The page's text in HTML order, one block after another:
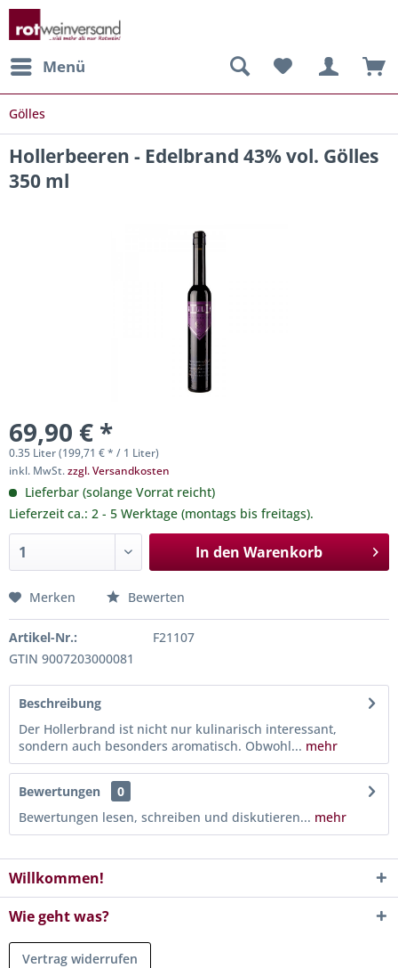
Menü
Gölles
Hollerbeeren - Edelbrand 43% vol. Gölles
350 ml
69,90 € *
0.35 Liter (199,71 € * / 1 Liter)
inkl. MwSt.zzgl. Versandkosten
Lieferbar (solange Vorrat reicht)
Lieferzeit ca.: 2 - 5 Werktage (montags bis freitags).
In den Warenkorb
Merken Bewerten
Artikel-Nr.:
F21107
GTIN 9007203000081
Beschreibung
Der Hollerbrand ist nicht nur kulinarisch interessant,
sondern auch besonders aromatisch. Obwohl... mehr
Bewertungen
0
Bewertungen lesen, schreiben und diskutieren... mehr
Willkommen!
Wie geht was?
Vertrag widerrufen